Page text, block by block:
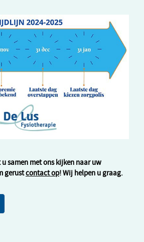
samen met ons kijken naar uw
gerustcontact op! Wij helpen u graag.